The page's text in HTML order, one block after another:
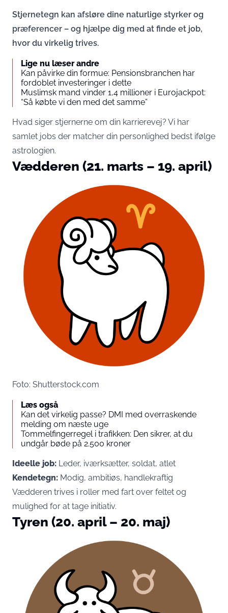
Stjernetegn kan afsløre dine naturlige styrker og
præferencer – og hjælpe dig med at finde et job,
hvor du virkelig trives.
Lige nu læser andre
Kan påvirke din formue: Pensionsbranchen har
fordoblet investeringer i dette
Muslimsk mand vinder 1,4 millioner i Eurojackpot:
“Så købte vi den med det samme”
Hvad siger stjernerne om din karrierevej? Vi har
samlet jobs der matcher din personlighed bedst ifølge
astrologien.
Vædderen (21. marts – 19. april)
Foto: Shutterstock.com
Læs også
Kan det virkelig passe? DMI med overraskende
melding om næste uge
Tommelfingerregel i trafikken: Den sikrer, at du
undgår bøde på 2.500 kroner
Ideelle job: Leder, iværksætter, soldat, atlet
Kendetegn: Modig, ambitiøs, handlekraftig
Vædderen trives i roller med fart over feltet og
mulighed for at tage initiativ.
Tyren (20. april – 20. maj)